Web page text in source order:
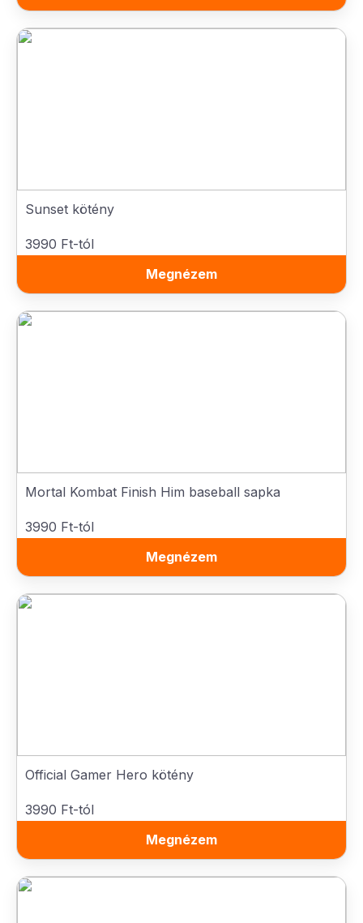
Sunset kötény
3990 Ft-tól
Megnézem
Mortal Kombat Finish Him baseball sapka
3990 Ft-tól
Megnézem
Official Gamer Hero kötény
3990 Ft-tól
Megnézem